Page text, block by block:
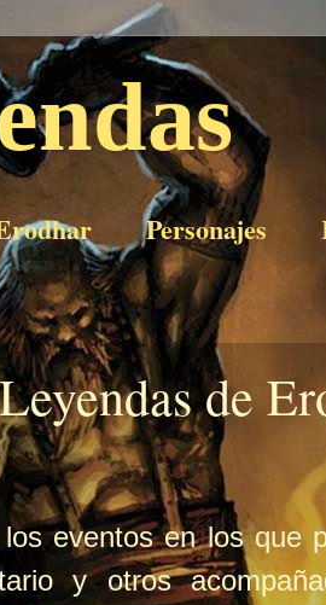
Personajes
de
eventos en los que
y otros